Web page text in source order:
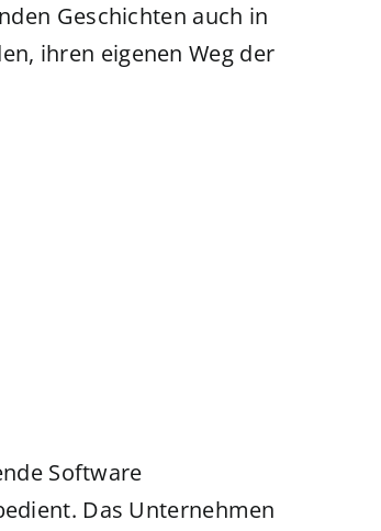
Geschichten auch in
ihren eigenen Weg der
Software
Das Unternehmen